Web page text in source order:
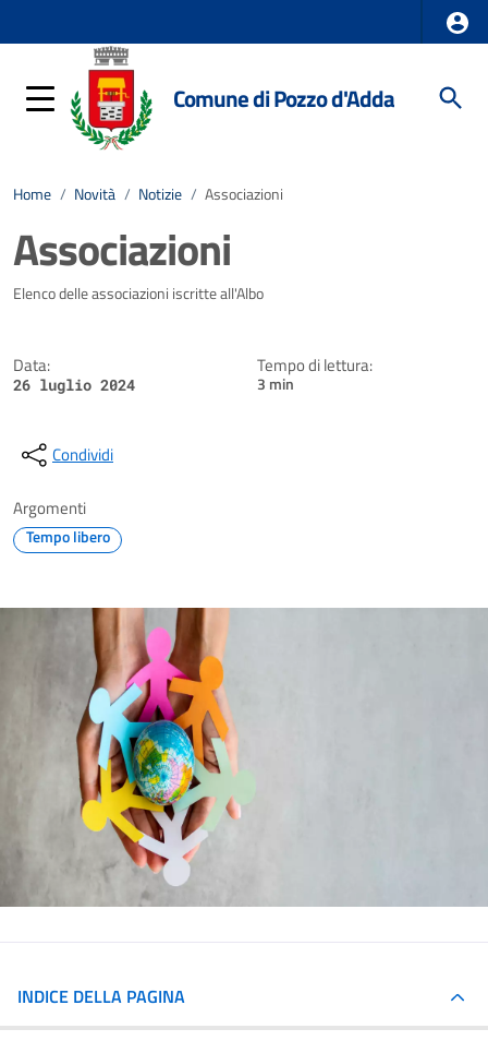
Comune di Pozzo d'Adda
Home / Novità / Notizie / Associazioni
Associazioni
Dettagli della notizia
Elenco delle associazioni iscritte all'Albo
Data:
26 luglio 2024
Tempo di lettura:
3 min
Condividi
Argomenti
Tempo libero
INDICE DELLA PAGINA